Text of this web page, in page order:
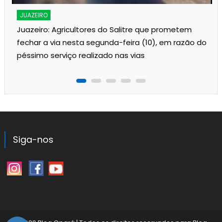
JUAZEIRO
Juazeiro: Agricultores do Salitre que prometem
fechar a via nesta segunda-feira (10), em razão do
péssimo serviço realizado nas vias
Siga-nos